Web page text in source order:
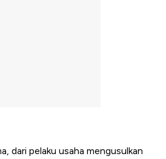
dari pelaku usaha mengusulkan